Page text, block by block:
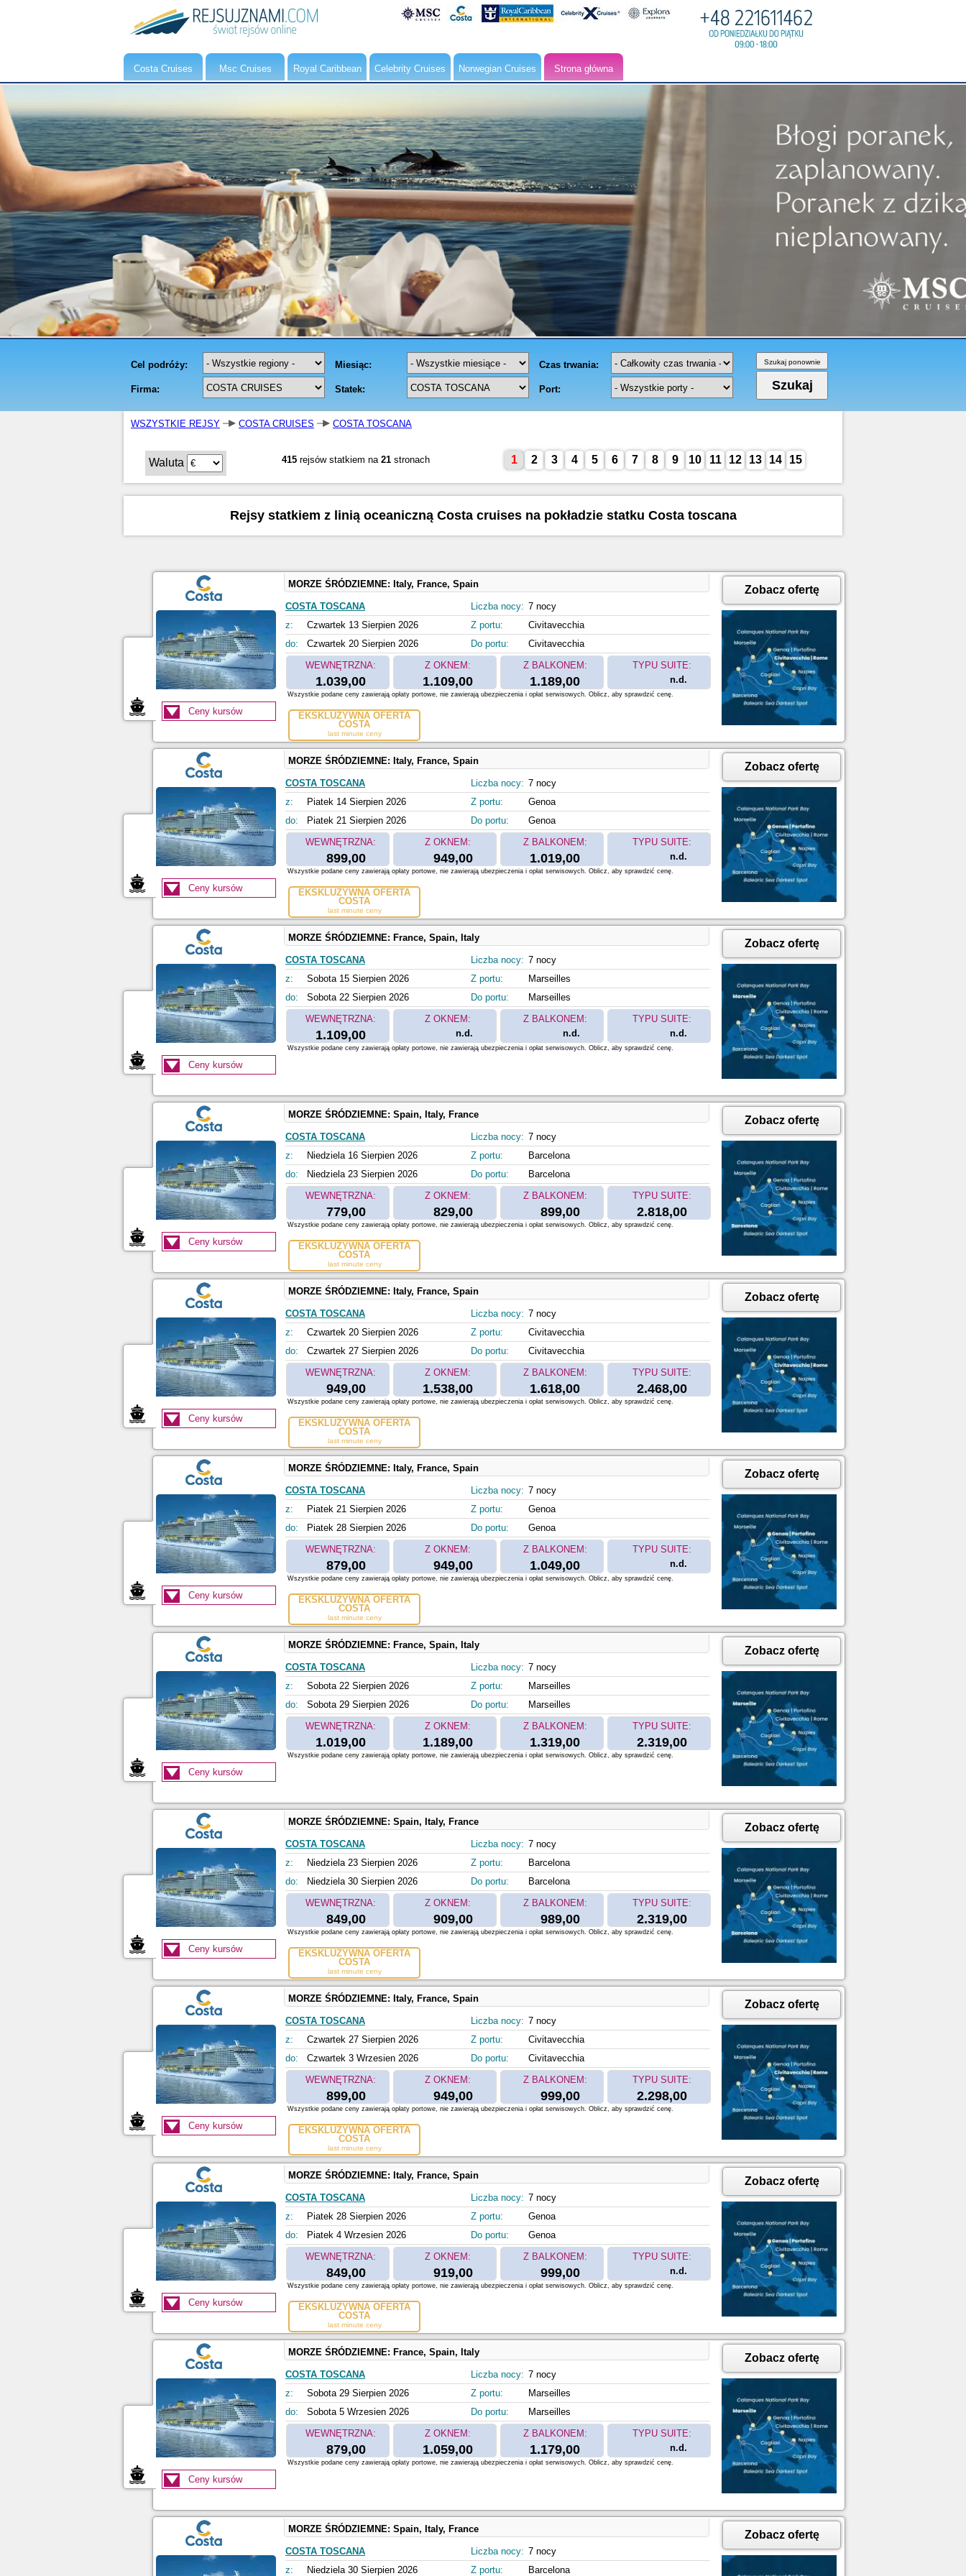
Costa Cruises Msc Cruises Royal Caribbean Celebrity Cruises Norwegian Cruises Strona główna
WSZYSTKIE REJSY COSTA CRUISES COSTA TOSCANA
Waluta 415 rejsów statkiem na 21 stronach 15
14
13
12
11
10
9
8
7
6
5
4
3
2
1
Rejsy statkiem z linią oceaniczną Costa cruises na pokładzie statku Costa toscana
MORZE ŚRÓDZIEMNE: Italy, France, Spain
COSTA TOSCANA
z:
Czwartek 13 Sierpien 2026
do:
Czwartek 20 Sierpien 2026
Liczba nocy: 7 nocy
Z portu:
Civitavecchia
Do portu:
Civitavecchia
WEWNĘTRZNA:
1.039,00
Z OKNEM:
1.109,00
Z BALKONEM:
1.189,00
TYPU SUITE:
n.d.
EKSKLUZYWNA OFERTA
COSTA
last minute ceny
Zobacz ofertę
Ceny kursów
Wszystkie podane ceny zawierają opłaty portowe, nie zawierają ubezpieczenia i opłat serwisowych. Oblicz, aby sprawdzić cenę.
MORZE ŚRÓDZIEMNE: Italy, France, Spain
COSTA TOSCANA
z:
Piatek 14 Sierpien 2026
do:
Piatek 21 Sierpien 2026
Liczba nocy: 7 nocy
Z portu:
Genoa
Do portu:
Genoa
WEWNĘTRZNA:
899,00
Z OKNEM:
949,00
Z BALKONEM:
1.019,00
TYPU SUITE:
n.d.
EKSKLUZYWNA OFERTA
COSTA
last minute ceny
Zobacz ofertę
Ceny kursów
Wszystkie podane ceny zawierają opłaty portowe, nie zawierają ubezpieczenia i opłat serwisowych. Oblicz, aby sprawdzić cenę.
MORZE ŚRÓDZIEMNE: France, Spain, Italy
COSTA TOSCANA
z:
Sobota 15 Sierpien 2026
do:
Sobota 22 Sierpien 2026
Liczba nocy: 7 nocy
Z portu:
Marseilles
Do portu:
Marseilles
WEWNĘTRZNA:
1.109,00
Z OKNEM:
n.d.
Z BALKONEM:
n.d.
TYPU SUITE:
n.d.
Zobacz ofertę
Ceny kursów
Wszystkie podane ceny zawierają opłaty portowe, nie zawierają ubezpieczenia i opłat serwisowych. Oblicz, aby sprawdzić cenę.
MORZE ŚRÓDZIEMNE: Spain, Italy, France
COSTA TOSCANA
z:
Niedziela 16 Sierpien 2026
do:
Niedziela 23 Sierpien 2026
Liczba nocy: 7 nocy
Z portu:
Barcelona
Do portu:
Barcelona
WEWNĘTRZNA:
779,00
Z OKNEM:
829,00
Z BALKONEM:
899,00
TYPU SUITE:
2.818,00
EKSKLUZYWNA OFERTA
COSTA
last minute ceny
Zobacz ofertę
Ceny kursów
Wszystkie podane ceny zawierają opłaty portowe, nie zawierają ubezpieczenia i opłat serwisowych. Oblicz, aby sprawdzić cenę.
MORZE ŚRÓDZIEMNE: Italy, France, Spain
COSTA TOSCANA
z:
Czwartek 20 Sierpien 2026
do:
Czwartek 27 Sierpien 2026
Liczba nocy: 7 nocy
Z portu:
Civitavecchia
Do portu:
Civitavecchia
WEWNĘTRZNA:
949,00
Z OKNEM:
1.538,00
Z BALKONEM:
1.618,00
TYPU SUITE:
2.468,00
EKSKLUZYWNA OFERTA
COSTA
last minute ceny
Zobacz ofertę
Ceny kursów
Wszystkie podane ceny zawierają opłaty portowe, nie zawierają ubezpieczenia i opłat serwisowych. Oblicz, aby sprawdzić cenę.
MORZE ŚRÓDZIEMNE: Italy, France, Spain
COSTA TOSCANA
z:
Piatek 21 Sierpien 2026
do:
Piatek 28 Sierpien 2026
Liczba nocy: 7 nocy
Z portu:
Genoa
Do portu:
Genoa
WEWNĘTRZNA:
879,00
Z OKNEM:
949,00
Z BALKONEM:
1.049,00
TYPU SUITE:
n.d.
EKSKLUZYWNA OFERTA
COSTA
last minute ceny
Zobacz ofertę
Ceny kursów
Wszystkie podane ceny zawierają opłaty portowe, nie zawierają ubezpieczenia i opłat serwisowych. Oblicz, aby sprawdzić cenę.
MORZE ŚRÓDZIEMNE: France, Spain, Italy
COSTA TOSCANA
z:
Sobota 22 Sierpien 2026
do:
Sobota 29 Sierpien 2026
Liczba nocy: 7 nocy
Z portu:
Marseilles
Do portu:
Marseilles
WEWNĘTRZNA:
1.019,00
Z OKNEM:
1.189,00
Z BALKONEM:
1.319,00
TYPU SUITE:
2.319,00
Zobacz ofertę
Ceny kursów
Wszystkie podane ceny zawierają opłaty portowe, nie zawierają ubezpieczenia i opłat serwisowych. Oblicz, aby sprawdzić cenę.
MORZE ŚRÓDZIEMNE: Spain, Italy, France
COSTA TOSCANA
z:
Niedziela 23 Sierpien 2026
do:
Niedziela 30 Sierpien 2026
Liczba nocy: 7 nocy
Z portu:
Barcelona
Do portu:
Barcelona
WEWNĘTRZNA:
849,00
Z OKNEM:
909,00
Z BALKONEM:
989,00
TYPU SUITE:
2.319,00
EKSKLUZYWNA OFERTA
COSTA
last minute ceny
Zobacz ofertę
Ceny kursów
Wszystkie podane ceny zawierają opłaty portowe, nie zawierają ubezpieczenia i opłat serwisowych. Oblicz, aby sprawdzić cenę.
MORZE ŚRÓDZIEMNE: Italy, France, Spain
COSTA TOSCANA
z:
Czwartek 27 Sierpien 2026
do:
Czwartek 3 Wrzesien 2026
Liczba nocy: 7 nocy
Z portu:
Civitavecchia
Do portu:
Civitavecchia
WEWNĘTRZNA:
899,00
Z OKNEM:
949,00
Z BALKONEM:
999,00
TYPU SUITE:
2.298,00
EKSKLUZYWNA OFERTA
COSTA
last minute ceny
Zobacz ofertę
Ceny kursów
Wszystkie podane ceny zawierają opłaty portowe, nie zawierają ubezpieczenia i opłat serwisowych. Oblicz, aby sprawdzić cenę.
MORZE ŚRÓDZIEMNE: Italy, France, Spain
COSTA TOSCANA
z:
Piatek 28 Sierpien 2026
do:
Piatek 4 Wrzesien 2026
Liczba nocy: 7 nocy
Z portu:
Genoa
Do portu:
Genoa
WEWNĘTRZNA:
849,00
Z OKNEM:
919,00
Z BALKONEM:
999,00
TYPU SUITE:
n.d.
EKSKLUZYWNA OFERTA
COSTA
last minute ceny
Zobacz ofertę
Ceny kursów
Wszystkie podane ceny zawierają opłaty portowe, nie zawierają ubezpieczenia i opłat serwisowych. Oblicz, aby sprawdzić cenę.
MORZE ŚRÓDZIEMNE: France, Spain, Italy
COSTA TOSCANA
z:
Sobota 29 Sierpien 2026
do:
Sobota 5 Wrzesien 2026
Liczba nocy: 7 nocy
Z portu:
Marseilles
Do portu:
Marseilles
WEWNĘTRZNA:
879,00
Z OKNEM:
1.059,00
Z BALKONEM:
1.179,00
TYPU SUITE:
n.d.
Zobacz ofertę
Ceny kursów
Wszystkie podane ceny zawierają opłaty portowe, nie zawierają ubezpieczenia i opłat serwisowych. Oblicz, aby sprawdzić cenę.
MORZE ŚRÓDZIEMNE: Spain, Italy, France
COSTA TOSCANA
z:
Niedziela 30 Sierpien 2026
Liczba nocy: 7 nocy
Z portu:
Barcelona
Zobacz ofertę